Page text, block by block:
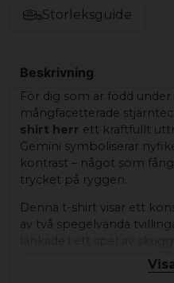
Storleksguide
Beskrivning
För dig som är född
mångfacetterade
shirt herr ett kraftfullt
Gemini symboliserar
kontrast – något som
trycket på ryggen.
Denna t-shirt visar ett
av två spegelvända
"Two
förstärker temat kring